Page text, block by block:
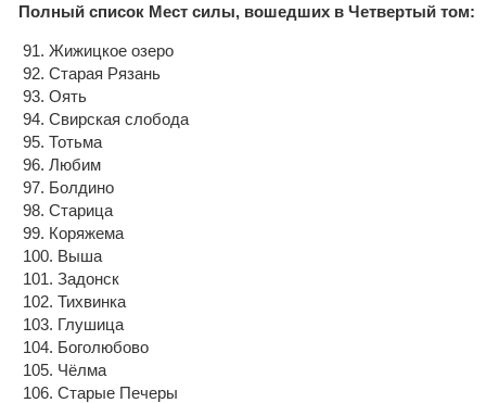
Полный список Мест силы, вошедших в Четвертый том:
91. Жижицкое озеро
92. Старая Рязань
93. Оять
94. Свирская слобода
95. Тотьма
96. Любим
97. Болдино
98. Старица
99. Коряжема
100. Выша
101. Задонск
102. Тихвинка
103. Глушица
104. Боголюбово
105. Чёлма
106. Старые Печеры